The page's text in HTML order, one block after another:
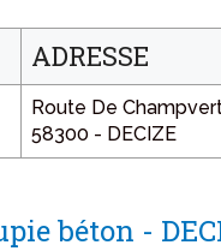
ADRESSE
Route De
58300 - DECIZE
béton -